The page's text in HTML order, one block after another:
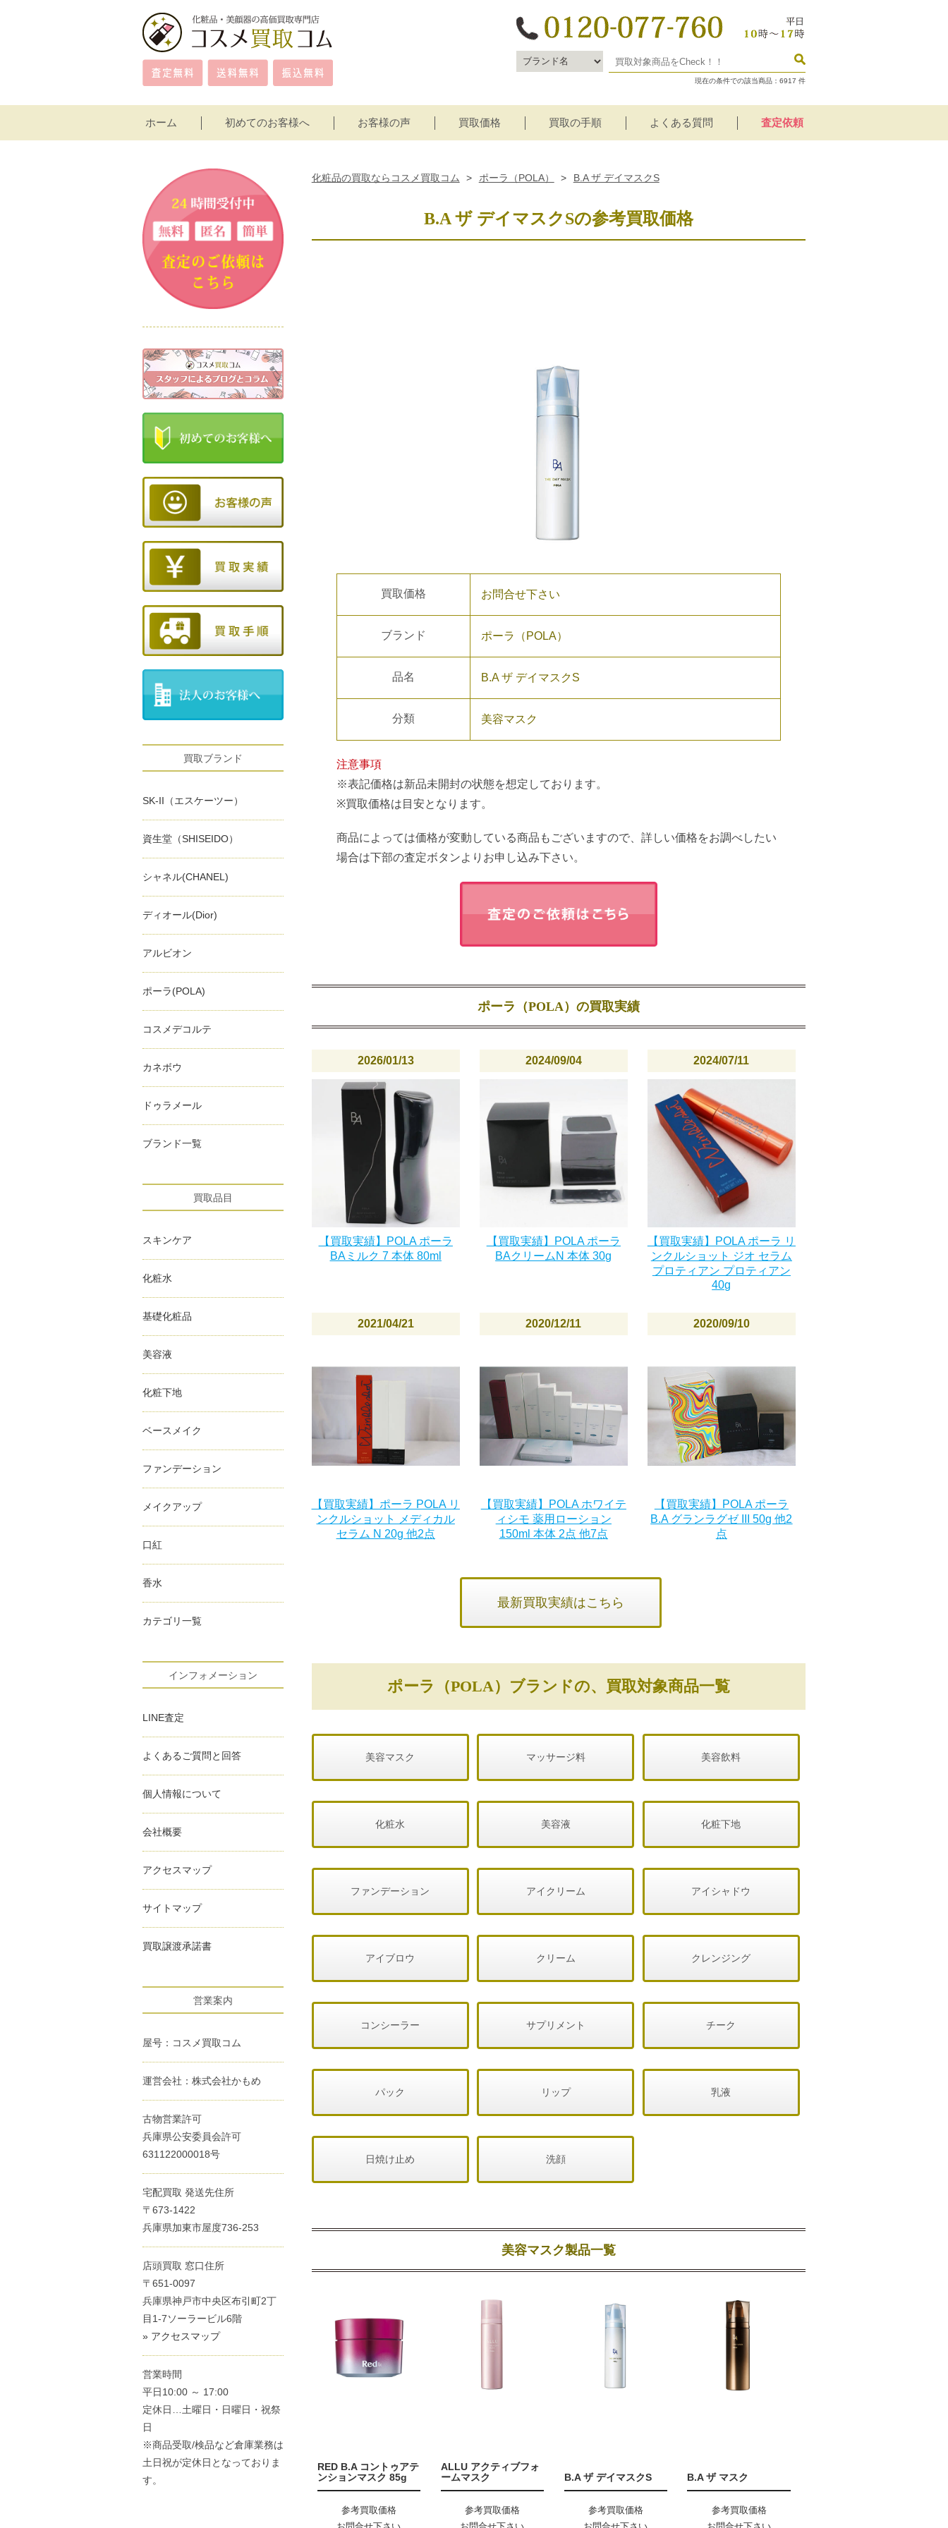
現在の条件での該当商品： 6917 件
ホーム 初めてのお客様へ お客様の声 買取価格
買取の手順
よくある質問 査定依頼
化粧品の買取ならコスメ買取コム > ポーラ（POLA） > B.A ザ デイマスクS
B.A ザ デイマスクSの参考買取価格
買取価格 お問合せ下さい
ブランド ポーラ（POLA）
品名 B.A ザ デイマスクS
分類 美容マスク
注意事項
※表記価格は新品未開封の状態を想定しております。
※買取価格は目安となります。
商品によっては価格が変動している商品もございますので、詳しい価格をお調べしたい
場合は下部の査定ボタンよりお申し込み下さい。
ポーラ（POLA）の買取実績
2026/01/13
【買取実績】POLA ポーラ
BAミルク 7 本体 80ml
2024/09/04
【買取実績】POLA ポーラ
BAクリームN 本体 30g
2024/07/11
【買取実績】POLA ポーラ リ
ンクルショット ジオ セラム
プロティアン プロティアン
40g
2021/04/21
【買取実績】ポーラ POLA リ
ンクルショット メディカル
セラム N 20g 他2点
2020/12/11
【買取実績】POLA ホワイテ
ィシモ 薬用ローション
150ml 本体 2点 他7点
2020/09/10
【買取実績】POLA ポーラ
B.A グランラグゼ III 50g 他2
点
最新買取実績はこちら
ポーラ（POLA）ブランドの、買取対象商品一覧
美容マスク マッサージ料 美容飲料
化粧水 美容液 化粧下地
ファンデーション アイクリーム アイシャドウ
アイブロウ クリーム クレンジング
コンシーラー サプリメント チーク
パック リップ 乳液
日焼け止め 洗顔
美容マスク製品一覧
RED B.A コントゥアテ
ンションマスク 85g
参考買取価格
ALLU アクティブフォ
ームマスク
参考買取価格
B.A ザ デイマスクS
参考買取価格
B.A ザ マスク
参考買取価格
買取ブランド
SK-II（エスケーツー）
資生堂（SHISEIDO）
シャネル(CHANEL)
ディオール(Dior)
アルビオン
ポーラ(POLA)
コスメデコルテ
カネボウ
ドゥラメール
ブランド一覧
買取品目
スキンケア
化粧水
基礎化粧品
美容液
化粧下地
ベースメイク
ファンデーション
メイクアップ
口紅
香水
カテゴリ一覧
インフォメーション
LINE査定
よくあるご質問と回答
個人情報について
会社概要
アクセスマップ
サイトマップ
買取譲渡承諾書
営業案内
屋号：コスメ買取コム
運営会社：株式会社かもめ
古物営業許可
兵庫県公安委員会許可
631122000018号
宅配買取 発送先住所
〒673-1422
兵庫県加東市屋度736-253
店頭買取 窓口住所
〒651-0097
兵庫県神戸市中央区布引町2丁
目1-7ソーラービル6階
» アクセスマップ
営業時間
平日10:00 ～ 17:00
定休日…土曜日・日曜日・祝祭
日
※商品受取/検品など倉庫業務は
土日祝が定休日となっておりま
す。